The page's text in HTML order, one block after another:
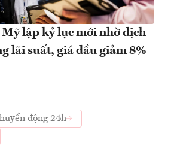
lập kỷ lục mới nhờ dịch
lãi suất, giá dầu giảm 8%
động 24h